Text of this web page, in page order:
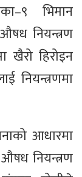
भिमान
नियन्त्रण
खैरो हिरोइन
नियन्त्रणमा
आधारमा
नियन्त्रण